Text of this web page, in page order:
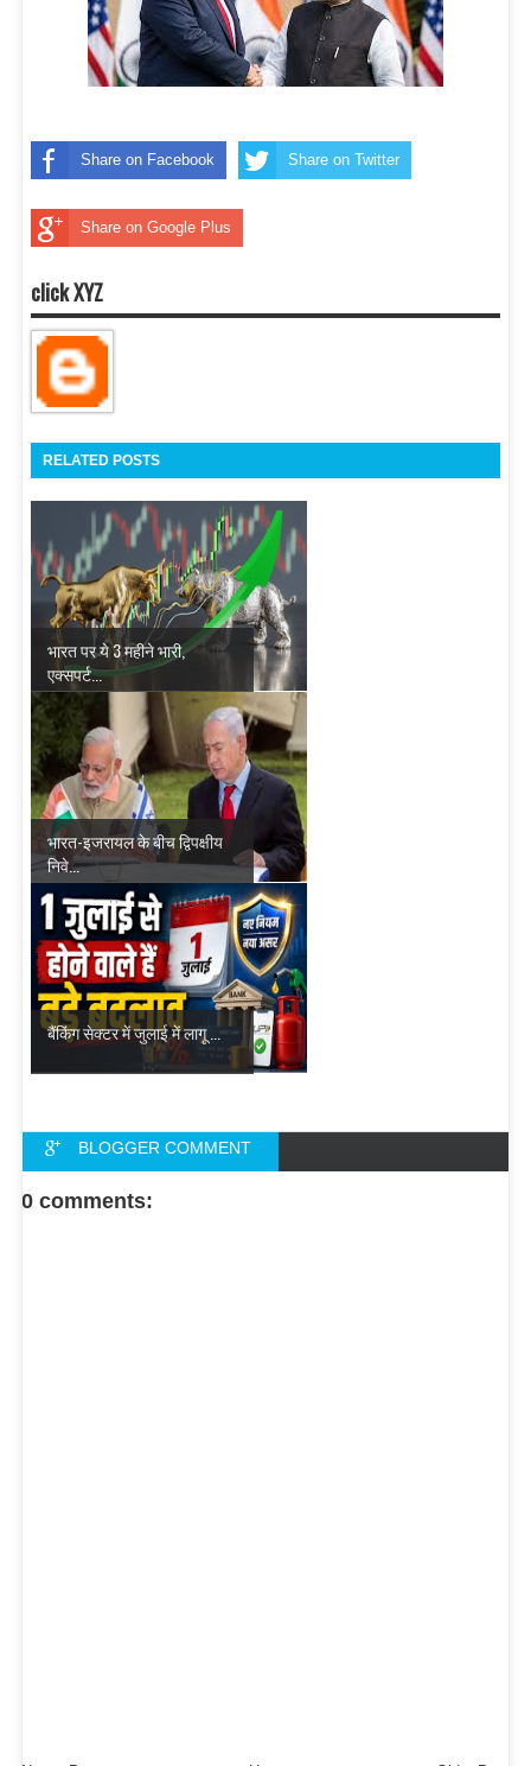
Share on Facebook Share on Twitter
Share on Google Plus
click XYZ
RELATED POSTS
भारत पर ये 3 महीने भारी,
एक्‍सपर्ट...
भारत-इजरायल के बीच द्विपक्षीय
निवे...
बैंकिंग सेक्टर में जुलाई में लागू ...
BLOGGER COMMENT
FACEBOOK COMMENT
0 comments: